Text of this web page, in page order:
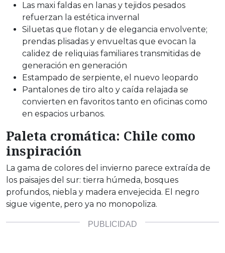
Las maxi faldas en lanas y tejidos pesados
refuerzan la estética invernal
Siluetas que flotan y de elegancia envolvente;
prendas plisadas y envueltas que evocan la
calidez de reliquias familiares transmitidas de
generación en generación
Estampado de serpiente, el nuevo leopardo
Pantalones de tiro alto y caída relajada se
convierten en favoritos tanto en oficinas como
en espacios urbanos.
Paleta cromática: Chile como
inspiración
La gama de colores del invierno parece extraída de
los paisajes del sur: tierra húmeda, bosques
profundos, niebla y madera envejecida. El negro
sigue vigente, pero ya no monopoliza.